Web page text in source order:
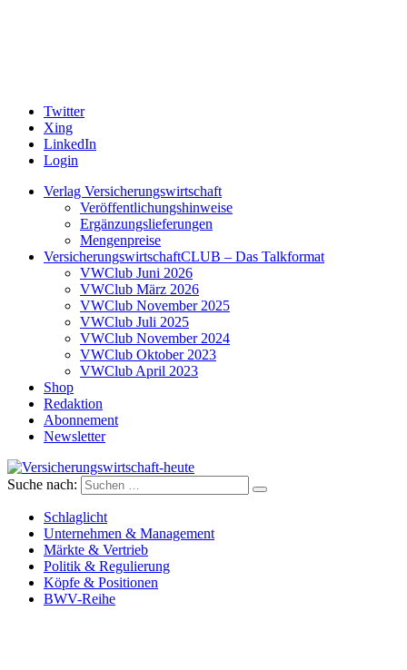
Twitter
Xing
LinkedIn
Login
Verlag Versicherungswirtschaft
Veröffentlichungshinweise
Ergänzungslieferungen
Mengenpreise
VersicherungswirtschaftCLUB – Das Talkformat
VWClub Juni 2026
VWClub März 2026
VWClub November 2025
VWClub Juli 2025
VWClub November 2024
VWClub Oktober 2023
VWClub April 2023
Shop
Redaktion
Abonnement
Newsletter
Versicherungswirtschaft-heute
Suche nach:
Schlaglicht
Unternehmen & Management
Märkte & Vertrieb
Politik & Regulierung
Köpfe & Positionen
BWV-Reihe